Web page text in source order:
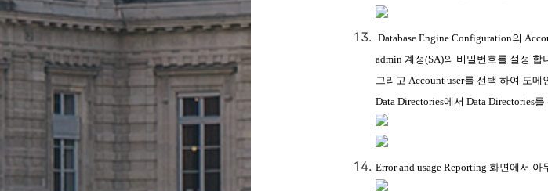
Database Engine Configuration의
admin 계정(SA)의 비밀번호를 설정 합
그리고 Account user를 선택 하여 도메
Data Directories에서 Data Directories
Error and usage Reporting 화면에서